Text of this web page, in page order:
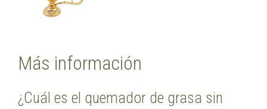
Más información
¿Cuál es el quemador de grasa sin